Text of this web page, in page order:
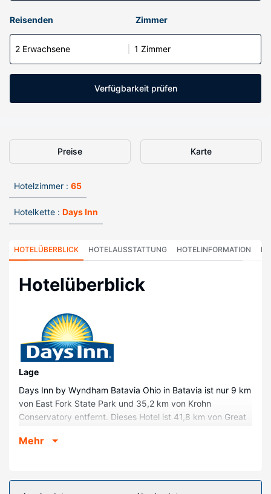
Reisenden Zimmer
2 Erwachsene 1 Zimmer
Verfügbarkeit prüfen
Preise Karte
Hotelzimmer : 65
Hotelkette : Days Inn
HOTELÜBERBLICK HOTELAUSSTATTUNG HOTELINFORMATION
Hotelüberblick
Lage
Days Inn by Wyndham Batavia Ohio in Batavia ist nur 9 km
von East Fork State Park und 35,2 km von Krohn
Conservatory entfernt. Dieses Hotel ist 41,8 km von Great
Railroad Freedom Center entfernt.
Fühl dich in einem der 65 klimatisierten Zimmer mit
Mehr